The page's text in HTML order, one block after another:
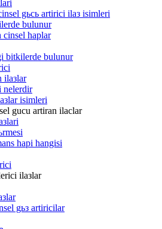
gьcь artirici ilaз isimleri
bulunur
cinsel haplar
bitkilerde bulunur
ilaзlar
nelerdir
isimleri
gucu artiran ilaclar
hapi hangisi
ilaзlar
gьз artiricilar